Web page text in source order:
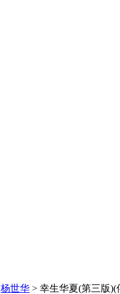
杨世华 > 幸生华夏(第三版)(